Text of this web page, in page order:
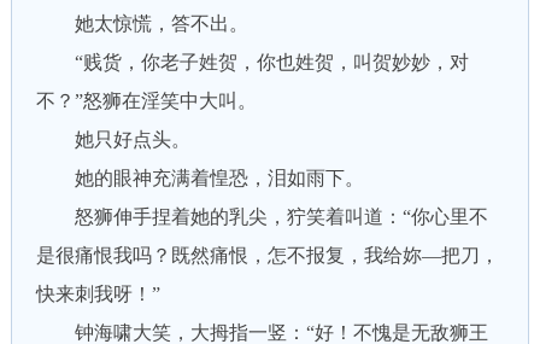
她太惊慌，答不出。
“贱货，你老子姓贺，你也姓贺，叫贺妙妙，对
不？”怒狮在淫笑中大叫。
她只好点头。
她的眼神充满着惶恐，泪如雨下。
怒狮伸手捏着她的乳尖，狞笑着叫道：“你心里不
是很痛恨我吗？既然痛恨，怎不报复，我给妳—把刀，
快来刺我呀！”
钟海啸大笑，大拇指一竖：“好！不愧是无敌狮王